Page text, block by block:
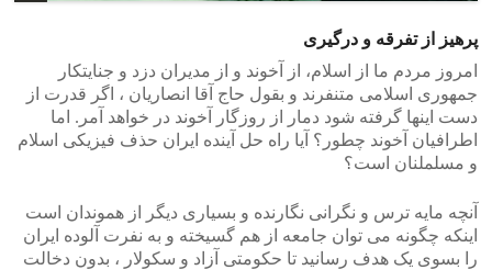
پرهیز از تفرقه و درگیری
امروز مردم ما از اسلام، از آخوند و از مدیران دزد و جنایتکار
جمهوری اسلامی متنفرند و بقول حاج آقا انصاریان ، اگر قدرت از
دست اینها گرفته شود دمار از روزگار آخوند در خواهد آمر. اما
اطرافیان آخوند چطور؟ آیا راه حل آینده ایران حذف فیزیکی اسلام
و مسلملنان است؟
آنچه مایه ترس و نگرانی نگارنده و بسیاری دیگر از هموندان است
اینکه چگونه می توان جامعه از هم گسیخته و به نفرت آلوده ایران
را بسوی یک هدف رسانید تا حکومتی آزاد و سکولار ، بدون دخالت